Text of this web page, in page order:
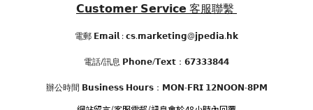
𝗖𝘂𝘀𝘁𝗼𝗺𝗲𝗿 𝗦𝗲𝗿𝘃𝗶𝗰𝗲 客服聯繫
電郵 𝗘𝗺𝗮𝗶𝗹 : 𝗰𝘀.𝗺𝗮𝗿𝗸𝗲𝘁𝗶𝗻𝗴@𝗷𝗽𝗲𝗱𝗶𝗮.𝗵𝗸
電話/訊息 𝗣𝗵𝗼𝗻𝗲/𝗧𝗲𝘅𝘁：𝟲𝟳𝟯𝟯𝟯𝟴𝟰𝟰
辦公時間 𝗕𝘂𝘀𝗶𝗻𝗲𝘀𝘀 𝗛𝗼𝘂𝗿𝘀：𝗠𝗢𝗡-𝗙𝗥𝗜 𝟭𝟮𝗡𝗢𝗢𝗡-𝟴𝗣𝗠